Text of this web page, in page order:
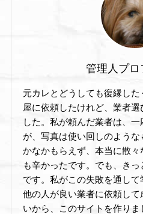
管理人プロ
元カレとどうしても復縁し
屋に依頼したけれど、業者
した。私が頼んだ業者は、
が、写真は使い回しのよう
かなかもらえず、本当に散
も辛かったです。でも、き
です。私がこの失敗を通して
他の人が良い業者に依頼し
いから、このサイトを作りま